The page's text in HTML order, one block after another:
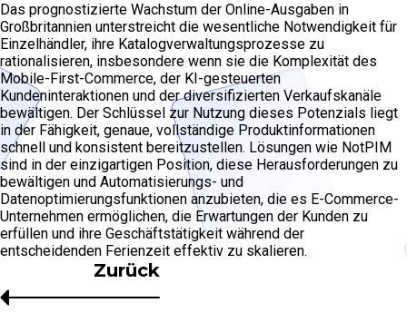
Das prognostizierte Wachstum der Online-Ausgaben in
Großbritannien unterstreicht die wesentliche Notwendigkeit für
Einzelhändler, ihre Katalogverwaltungsprozesse zu
rationalisieren, insbesondere wenn sie die Komplexität des
Mobile-First-Commerce, der KI-gesteuerten
Kundeninteraktionen und der diversifizierten Verkaufskanäle
bewältigen. Der Schlüssel zur Nutzung dieses Potenzials liegt
in der Fähigkeit, genaue, vollständige Produktinformationen
schnell und konsistent bereitzustellen. Lösungen wie NotPIM
sind in der einzigartigen Position, diese Herausforderungen zu
bewältigen und Automatisierungs- und
Datenoptimierungsfunktionen anzubieten, die es E-Commerce-
Unternehmen ermöglichen, die Erwartungen der Kunden zu
erfüllen und ihre Geschäftstätigkeit während der
entscheidenden Ferienzeit effektiv zu skalieren.
Zurück